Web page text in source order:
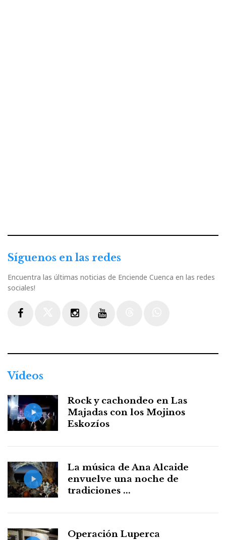
Síguenos en las redes
Encuentra las últimas noticias de Enciende Cuenca en las redes
sociales!
Vídeos
Rock y cachondeo en Las
Majadas con los Mojinos
Eskozíos
La música de Ana Alcaide
envuelve una noche de
tradiciones ...
Operación Luperca